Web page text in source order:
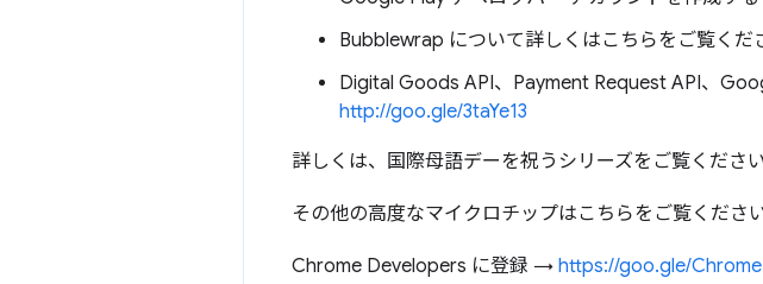
Bubblewrap について詳しくはこちらをご覧く
Digital Goods API、Payment Request API、
http://goo.gle/3taYe13
詳しくは、国際母語デーを祝うシリーズをご覧くださ
その他の高度なマイクロチップはこちらをご覧くださ
Chrome Developers に登録 → https://goo.gle/